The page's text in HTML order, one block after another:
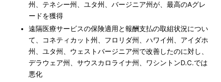
州、テネシー州、ユタ州、バージニア州が、最高のAグレ
ードを獲得
遠隔医療サービスの保険適用と報酬支払の取組状況につい
て、コネティカット州、フロリダ州、ハワイ州、アイダホ
州、ユタ州、ウェストバージニア州で改善したのに対し、
デラウェア州、サウスカロライナ州、ワシントンD.C.では
悪化